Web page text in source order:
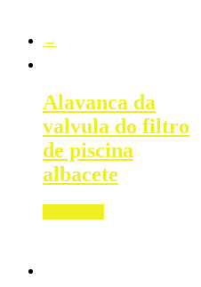
Alavanca da
valvula do filtro
de piscina
albacete
→